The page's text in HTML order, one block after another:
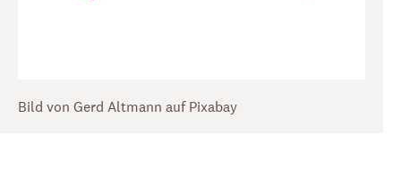
Bild von Gerd Altmann auf Pixabay